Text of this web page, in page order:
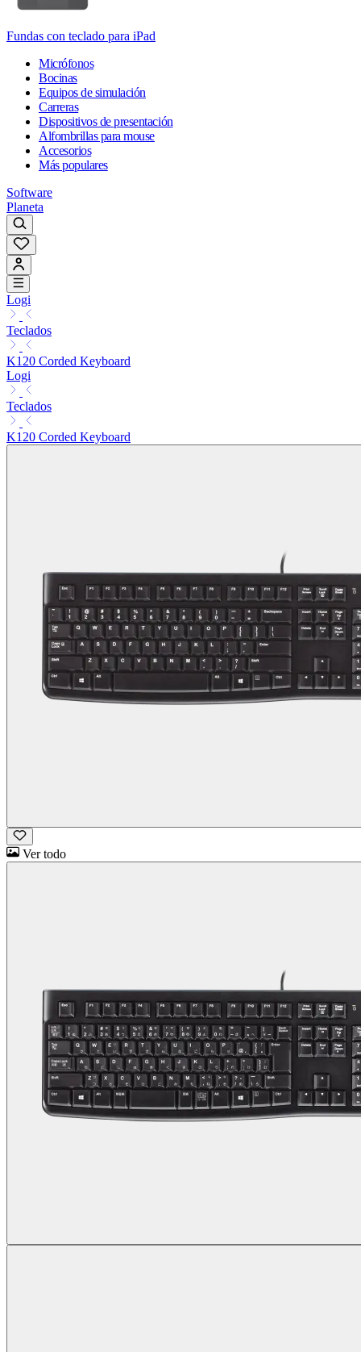
Fundas con teclado para iPad
Micrófonos
Bocinas
Equipos de simulación
Carreras
Dispositivos de presentación
Alfombrillas para mouse
Accesorios
Más populares
Software
Planeta
Logi
Teclados
K120 Corded Keyboard
Logi
Teclados
K120 Corded Keyboard
Ver todo